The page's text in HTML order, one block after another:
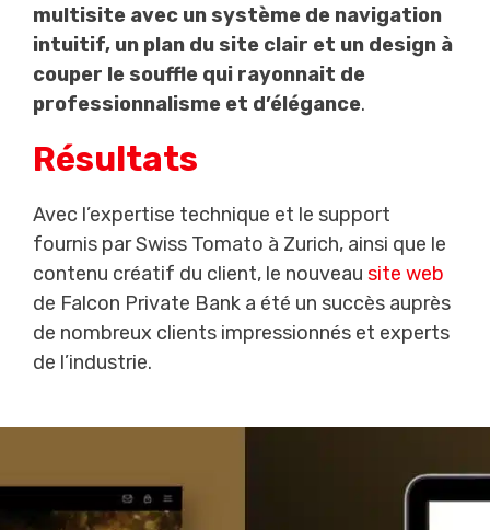
multisite avec un système de navigation
intuitif, un plan du site clair et un design à
couper le souffle qui rayonnait de
professionnalisme et d’élégance.
Résultats
Avec l’expertise technique et le support
fournis par Swiss Tomato à Zurich, ainsi que le
contenu créatif du client, le nouveau site web
de Falcon Private Bank a été un succès auprès
de nombreux clients impressionnés et experts
de l’industrie.